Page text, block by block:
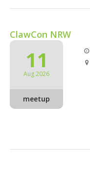
ClawCon NRW
11
Aug 2026
meetup